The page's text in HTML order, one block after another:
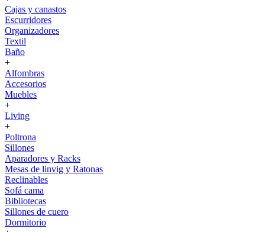
Cajas y canastos
Escurridores
Organizadores
Textil
Baño
+
Alfombras
Accesorios
Muebles
+
Living
+
Poltrona
Sillones
Aparadores y Racks
Mesas de linvig y Ratonas
Reclinables
Sofá cama
Bibliotecas
Sillones de cuero
Dormitorio